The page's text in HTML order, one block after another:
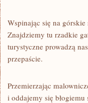
Wspinając się na
Znajdziemy⁤ tu rzadkie
turystyczne prowadzą⁣
przepaście.
Przemierzając
i ‍oddajemy się